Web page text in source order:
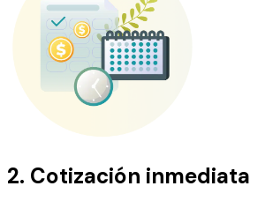
2. Cotización inmediata